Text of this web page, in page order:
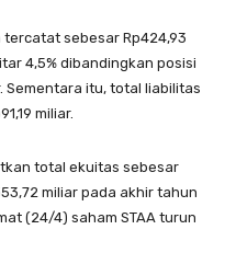
sebesar Rp424,93
4,5% dibandingkan posisi
Sementara itu, total liabilitas
miliar.
total ekuitas sebesar
miliar pada akhir tahun
(24/4) saham STAA turun